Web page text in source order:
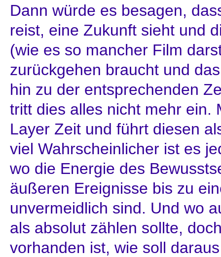
Dann würde es besagen,
reist, eine Zukunft sieht und
(wie es so mancher Film
zurückgehen braucht und
hin zu der entsprechenden
tritt dies alles nicht mehr ein.
Layer Zeit und führt diesen
viel Wahrscheinlicher ist es
wo die Energie des
äußeren Ereignisse bis zu
unvermeidlich sind. Und wo
als absolut zählen sollte,
vorhanden ist, wie soll